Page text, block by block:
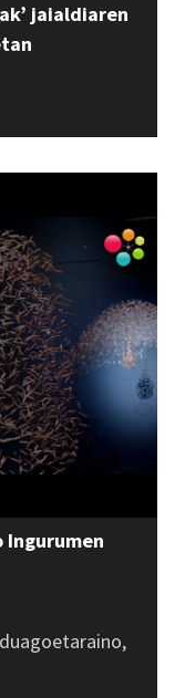
jaialdiaren
Ingurumen